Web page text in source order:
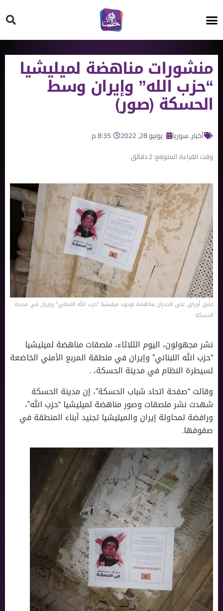
منشورات مناهضة لميليشيا
“حزب الله” وإيران وسط
الحسكة (صور)
أخبار,سوريا يونيو 28, 2022 8:35 م
وقت القراءة المتوقع:2دقائق
لصق أوراق على الجدران مناهضة لوجود ميليشيا "حزب الله اللبناني" وإيران في مدينة
الحسكة
نشر مجهولون، اليوم الثلاثاء، ملصقات مناهضة لميليشيا
“حزب الله اللبناني” وإيران في منطقة المربع الأمني الخاضعة
لسيطرة النظام في مدينة الحسكة، .
وقالت “صفحة اتحاد شباب الحسكة”، إن مدينة الحسكة
شهدت نشر ملصقات وصور مناهضة لميليشيا “حزب الله”،
ورافضة لمحاولة إيران والميليشيا تجنيد أبناء المنطقة في
صفوفها.